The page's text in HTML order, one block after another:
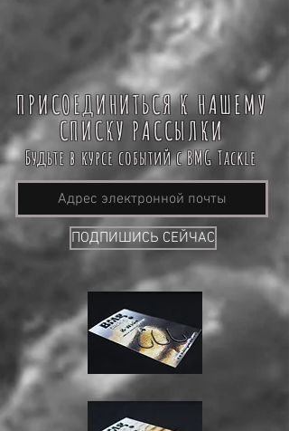
ПРИСОЕДИНИТЬСЯ К НАШЕМУ
СПИСКУ РАССЫЛКИ
Будьте в курсе событий с BMG Tackle
ПОДПИШИСЬ СЕЙЧАС